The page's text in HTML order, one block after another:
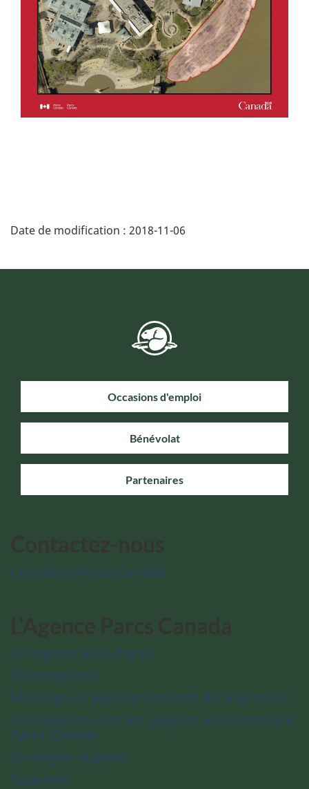
Date de modification : 2018-11-06
Occasions d'emploi
Bénévolat
Partenaires
Contactez Parcs Canada
Le mandat et la charte
Transparence
Message du président et chef de la direction
Les relations avec les peuples autochtones à
Parcs Canada
Stratégies et plans
Rapports